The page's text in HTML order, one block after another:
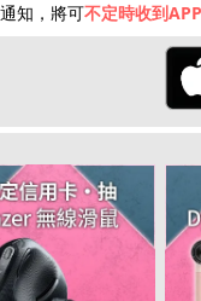
限量
知，將可不定時收到APP